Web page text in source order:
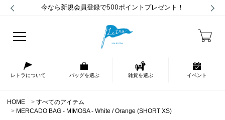
今なら新規会員登録で500ポイントプレゼント！
レトラについて バッグを選ぶ 雑貨を選ぶ イベント
HOME
すべてのアイテム
MERCADO BAG - MIMOSA - White / Orange (SHORT XS)